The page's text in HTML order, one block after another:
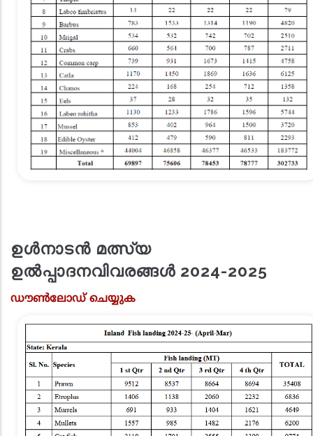
ഉൾനാടൻ മത്സ്യ
ഉൽപ്പാദനവിവരങ്ങള്‍ 2024-2025
ഡൗൺലോഡ് ചെയ്യുക